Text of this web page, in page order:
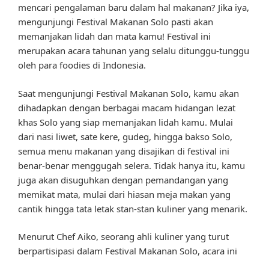
mencari pengalaman baru dalam hal makanan? Jika iya,
mengunjungi Festival Makanan Solo pasti akan
memanjakan lidah dan mata kamu! Festival ini
merupakan acara tahunan yang selalu ditunggu-tunggu
oleh para foodies di Indonesia.
Saat mengunjungi Festival Makanan Solo, kamu akan
dihadapkan dengan berbagai macam hidangan lezat
khas Solo yang siap memanjakan lidah kamu. Mulai
dari nasi liwet, sate kere, gudeg, hingga bakso Solo,
semua menu makanan yang disajikan di festival ini
benar-benar menggugah selera. Tidak hanya itu, kamu
juga akan disuguhkan dengan pemandangan yang
memikat mata, mulai dari hiasan meja makan yang
cantik hingga tata letak stan-stan kuliner yang menarik.
Menurut Chef Aiko, seorang ahli kuliner yang turut
berpartisipasi dalam Festival Makanan Solo, acara ini